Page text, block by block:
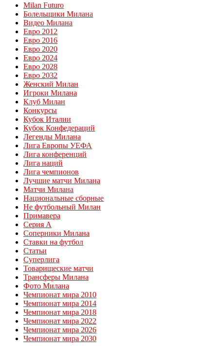
Milan Futuro
Болельщики Милана
Видео Милана
Евро 2012
Евро 2016
Евро 2020
Евро 2024
Евро 2028
Евро 2032
Женский Милан
Игроки Милана
Клуб Милан
Конкурсы
Кубок Италии
Кубок Конфедераций
Легенды Милана
Лига Европы УЕФА
Лига конференций
Лига наций
Лига чемпионов
Лучшие матчи Милана
Матчи Милана
Национальные сборные
Не футбольный Милан
Примавера
Серия А
Соперники Милана
Ставки на футбол
Статьи
Суперлига
Товарищеские матчи
Трансферы Милана
Фото Милана
Чемпионат мира 2010
Чемпионат мира 2014
Чемпионат мира 2018
Чемпионат мира 2022
Чемпионат мира 2026
Чемпионат мира 2030